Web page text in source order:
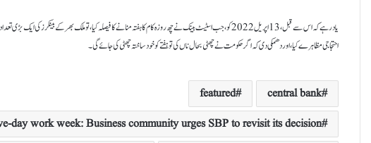
یاد رہے کہ اس سے قبل، 13 اپریل 2022 کو، جب اسٹیٹ بینک نے چھ روزہ کام کا ہفتہ منانے کا فیصلہ کیا، تو ملک بھر کے
احتجاجی مظاہرے کیا، اور دھمکی دی کہ اگر حکومت نے چھٹی بحال ناں کی تو ہفتے کو خود ساختہ چھٹی کی جائے گی۔
central bank
featured
day work week: Business community urges SBP to revisit its decision